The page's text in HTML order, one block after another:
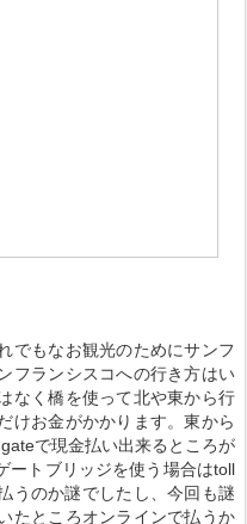
でもなお観光のためにサンフ
フランシスコへの行き方はい
なく橋を使って北や東から行
けお金がかかります。東から
で現金払い出来るところが
ートブリッジを使う場合はtoll
うのか謎でしたし、今回も謎
たところオンラインで払うか